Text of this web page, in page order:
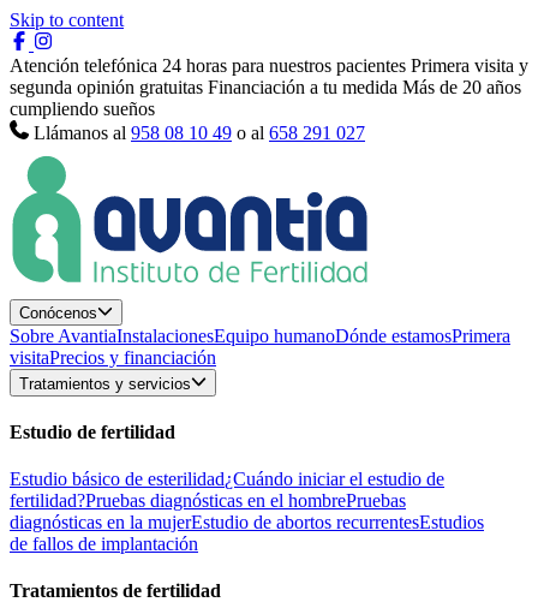
Skip to content
Atención telefónica 24 horas para nuestros pacientes Primera visita y
segunda opinión gratuitas Financiación a tu medida Más de 20 años
cumpliendo sueños
Llámanos al 958 08 10 49 o al 658 291 027
Conócenos
Sobre AvantiaInstalacionesEquipo humanoDónde estamosPrimera
visitaPrecios y financiación
Tratamientos y servicios
Estudio de fertilidad
Estudio básico de esterilidad¿Cuándo iniciar el estudio de
fertilidad?Pruebas diagnósticas en el hombrePruebas
diagnósticas en la mujerEstudio de abortos recurrentesEstudios
de fallos de implantación
Tratamientos de fertilidad